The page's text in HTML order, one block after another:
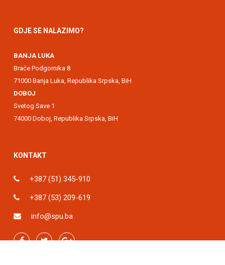
GDJE SE NALAZIMO?
BANJA LUKA
Braće Podgornika 8
71000 Banja Luka, Republika Srpska, BiH
DOBOJ
Svetog Save 1
74000 Doboj, Republika Srpska, BiH
KONTAKT
+387 (51) 345-910
+387 (53) 209-619
info@spu.ba